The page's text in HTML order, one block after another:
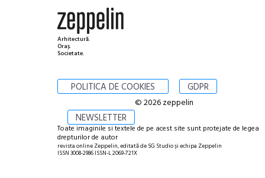
Arhitectură.
Oraș.
Societate.
POLITICA DE COOKIES GDPR
NEWSLETTER
© 2026 zeppelin
Toate imaginile si textele de pe acest site sunt protejate de legea
drepturilor de autor
revista online Zeppelin, editată de SG Studio și echipa Zeppelin
ISSN 3008-2986 ISSN-L 2069-721X